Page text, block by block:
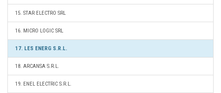
15. STAR ELECTRO SRL
16. MICRO LOGIC SRL
17. LES ENERG S.R.L.
18. ARCANSA S.R.L.
19. ENEL ELECTRIC S.R.L.